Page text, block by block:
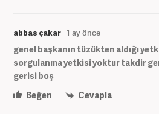
abbas çakar 1 ay önce
genel başkanın tüzükten aldığı
sorgulanma yetkisi yoktur takdir
gerisi boş
Beğen
Cevapla